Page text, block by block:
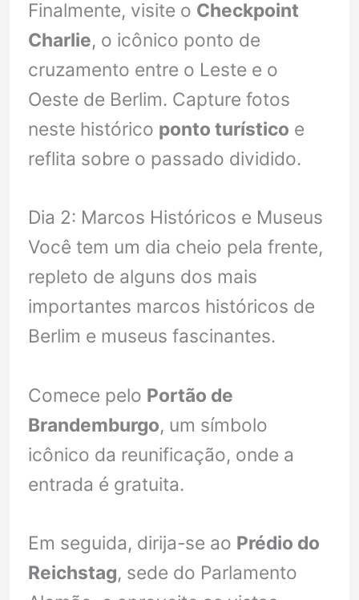
Finalmente, visite o Checkpoint
Charlie, o icônico ponto de
cruzamento entre o Leste e o
Oeste de Berlim. Capture fotos
neste histórico ponto turístico e
reflita sobre o passado dividido.
Dia 2: Marcos Históricos e Museus
Você tem um dia cheio pela frente,
repleto de alguns dos mais
importantes marcos históricos de
Berlim e museus fascinantes.
Comece pelo Portão de
Brandemburgo, um símbolo
icônico da reunificação, onde a
entrada é gratuita.
Em seguida, dirija-se ao Prédio do
Reichstag, sede do Parlamento